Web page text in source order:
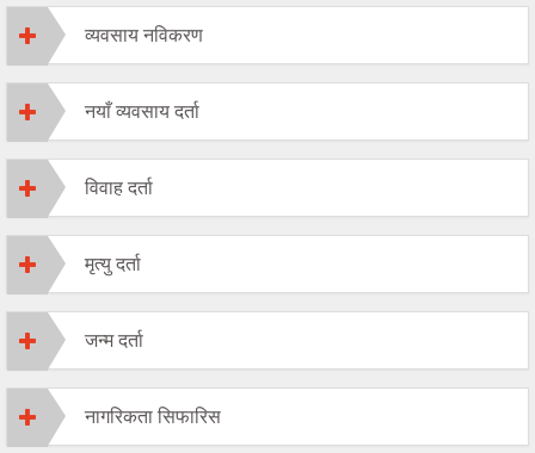
व्यवसाय नविकरण
नयाँ व्यवसाय दर्ता
विवाह दर्ता
मृत्यु दर्ता
जन्म दर्ता
नागरिकता सिफारिस